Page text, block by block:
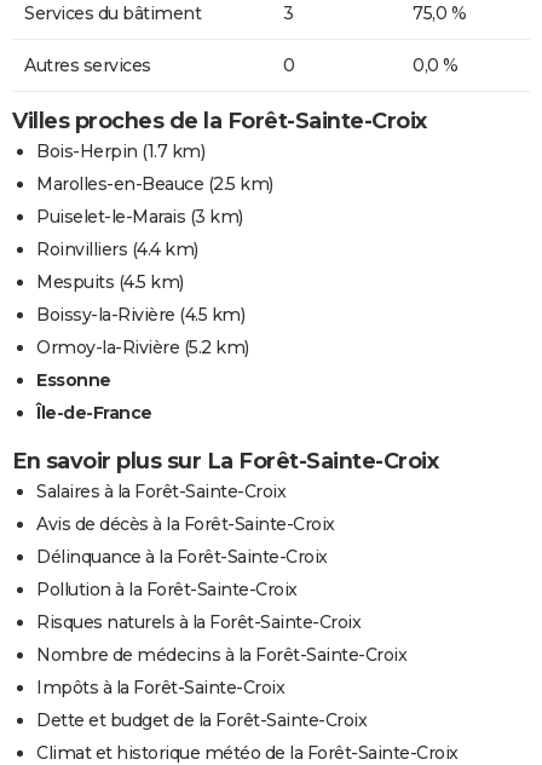
Services du bâtiment 3 75,0 %
Autres services 0 0,0 %
Villes proches de la Forêt-Sainte-Croix
Bois-Herpin (1.7 km)
Marolles-en-Beauce (2.5 km)
Puiselet-le-Marais (3 km)
Roinvilliers (4.4 km)
Mespuits (4.5 km)
Boissy-la-Rivière (4.5 km)
Ormoy-la-Rivière (5.2 km)
Essonne
Île-de-France
En savoir plus sur La Forêt-Sainte-Croix
Salaires à la Forêt-Sainte-Croix
Avis de décès à la Forêt-Sainte-Croix
Délinquance à la Forêt-Sainte-Croix
Pollution à la Forêt-Sainte-Croix
Risques naturels à la Forêt-Sainte-Croix
Nombre de médecins à la Forêt-Sainte-Croix
Impôts à la Forêt-Sainte-Croix
Dette et budget de la Forêt-Sainte-Croix
Climat et historique météo de la Forêt-Sainte-Croix